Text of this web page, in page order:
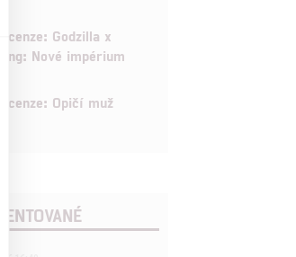
Recenze: Godzilla x
Kong: Nové impérium
Recenze: Opičí muž